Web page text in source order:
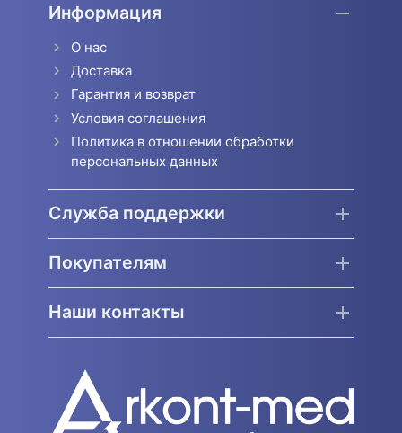
Информация
О нас
Доставка
Гарантия и возврат
Условия соглашения
Политика в отношении обработки
персональных данных
Служба поддержки
Покупателям
Наши контакты